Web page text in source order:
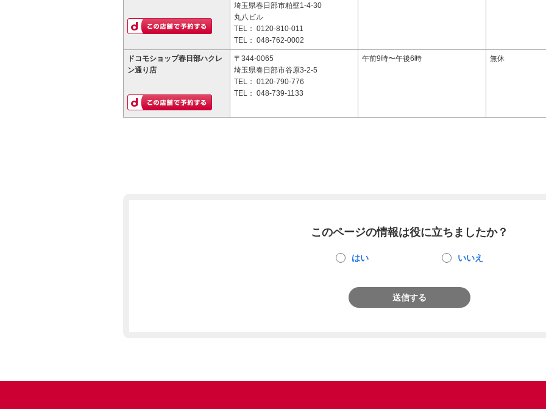
埼玉県春日部市粕壁1-4-30
丸八ビル
TEL： 0120-810-011
TEL： 048-762-0002
ドコモショップ春日部ハクレ
ン通り店
〒344-0065
埼玉県春日部市谷原3-2-5
TEL： 0120-790-776
TEL： 048-739-1133
午前9時〜午後6時 無休
このページの情報は役に立ちましたか？
はい いいえ
送信する